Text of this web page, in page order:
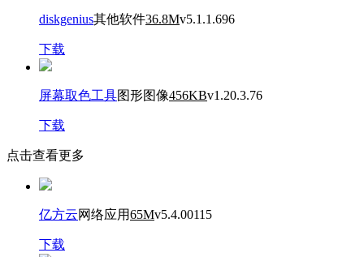
diskgenius其他软件36.8Mv5.1.1.696
下载
屏幕取色工具图形图像456KBv1.20.3.76
下载
点击查看更多
亿方云网络应用65Mv5.4.00115
下载